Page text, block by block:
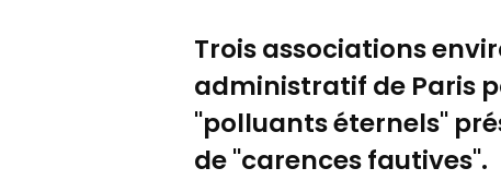
Trois associations
administratif de Paris
"polluants éternels"
de "carences fautives".